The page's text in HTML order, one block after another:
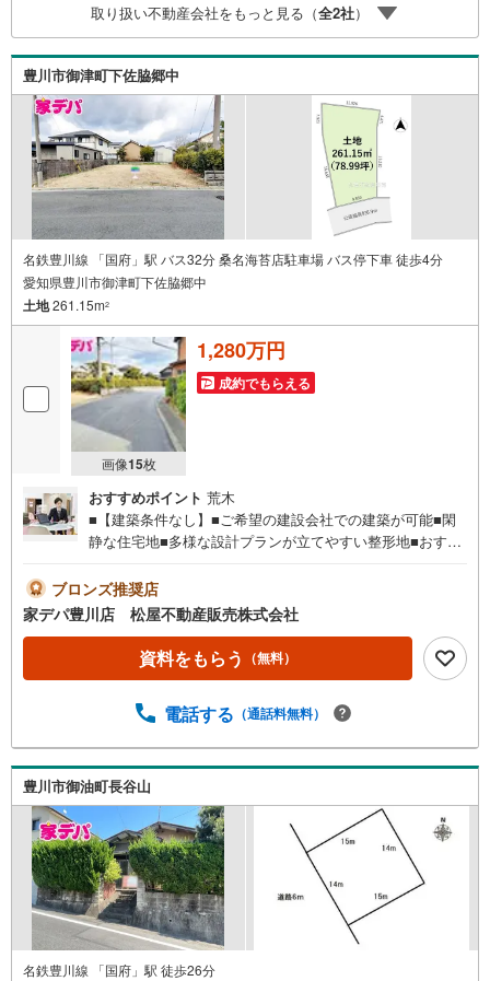
す。ぜひご家族そろってご来場ください。・営業時間 午前
9時00分～午後6時30分 （定休日:水曜日）この時間帯はお
電話でのお問い合わせがスムーズにご案内できます。右下
の電話ボタンをタッチ！もしくはお気軽にお電話くださ
取り扱い不動産会社をもっと見る（全2社）
豊川市御津町下佐脇郷中
名鉄豊川線 「国府」駅 バス32分 桑名海苔店駐車場 バス停下車 徒歩4分
愛知県豊川市御津町下佐脇郷中
土地261.15m2
画像15枚
1,280万円
成約でもらえる
おすすめポイント 荒木
■【建築条件なし】■ご希望の建設会社での建築が可能■閑
静な住宅地■多様な設計プランが立てやすい整形地■おすす
築条件なし】 ・間取や外観などご家族の希望を取り入れ
やすい整形地 ・保育施設や公園が近く子育て世帯にもお
すすめ●家デパ 松屋不動産販売 のつよみ●・豊橋市・豊川
市・知立市・浜松市の4店舗営業中！三河エリア・遠州エリ
アの物件ならおまかせください。新築戸建、中古戸建、中
たします！・中古物件のリフォーム実績多数！中古物件を
住まいを実現できます。・キッズスペース用意しておりま
す。ぜひご家族そろってご来場ください。・営業時間 午前
9時00分～午後6時30分 （定休日:水曜日）この時間帯はお
電話でのお問い合わせがスムーズにご案内できます。右下
の電話ボタンをタッチ！もしくはお気軽にお電話くださ
い。
ブロンズ推奨店
家デパ豊川店 松屋不動産販売株式会社
資料をもらう （無料）
電話する （通話料無料）
豊川市御油町長谷山
名鉄豊川線 「国府」駅 徒歩26分